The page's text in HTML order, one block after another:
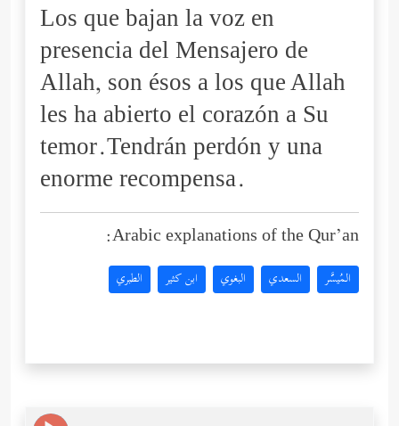
Los que bajan la voz en
presencia del Mensajero de
Allah, son ésos a los que Allah
les ha abierto el corazón a Su
temor.Tendrán perdón y una
enorme recompensa.
Arabic explanations of the Qur’an:
المُيسَّر السعدي البغوي ابن كثير الطبري